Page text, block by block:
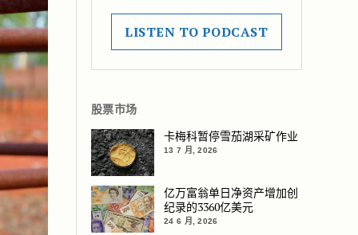
LISTEN TO PODCAST
股票市场
卡梅科暂停雪茄湖采矿作业
13 7 月, 2026
亿万富翁单日净资产增加创
纪录的3360亿美元
24 6 月, 2026